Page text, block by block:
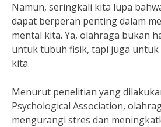
Namun, seringkali kita lupa
dapat berperan penting dalam
mental kita. Ya, olahraga bukan
untuk tubuh fisik, tapi juga untuk
kita.
Menurut penelitian yang
Psychological Association,
mengurangi stres dan